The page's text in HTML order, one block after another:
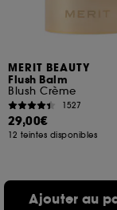
MERIT BEAUTY
Flush Balm
Blush Crème
1527
29,00€
12 teintes disponibles
Ajouter au